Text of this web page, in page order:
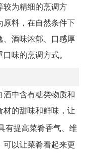
较为精细的烹调方
料，在自然条件下
酒味浓郁、口感厚
味的烹调方式。
中含有糖类物质和
的甜味和鲜味，让
有提高菜肴香气、维
以让菜肴看起来更